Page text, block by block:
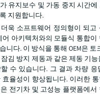
유지보수 및 가동 중지 시간에
지원합니다.
욱 소프트웨어 정의형이 되고
아키텍처와의 모듈식 통합이
니다. 이 방식을 통해 OEM은 토
김 방지 제동과 같은 제동 기능
수 있습니다. 그 결과 차량 응
율성이 향상됩니다. 이러한
전기차 및 고성능 플랫폼에서